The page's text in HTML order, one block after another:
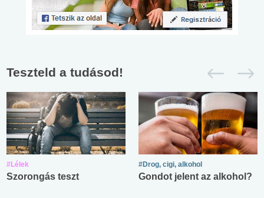
Teszteld a tudásod!
#Lélek
Szorongás teszt
#Drog, cigi, alkohol
Gondot jelent az alkohol?